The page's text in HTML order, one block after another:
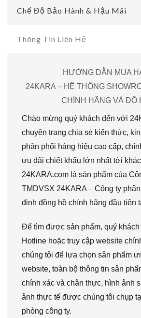
Chế Độ Bảo Hành & Hậu Mãi
Thông Tin Liên Hệ
HƯỚNG DẪN MUA
24KARA – HỆ THỐNG
CHÍNH HÃNG VÀ ĐỒ
Chào mừng quý khách đến với
chuyên trang chia sẻ kiến thức,
phân phối hàng hiệu cao cấp,
ưu đãi chiết khấu lớn nhất tới
24KARA.com là sản phẩm của
TMDVSX 24KARA – Công ty
định đồng hồ chính hãng đầu tiên
Để tìm được sản phẩm, quý
Hotline hoặc truy cập website
chúng tôi để lựa chọn sản phẩm
website, toàn bộ thông tin sản
chính xác và chân thực, hình ảnh
ảnh thực tế được chúng tôi chụp
phòng công ty.